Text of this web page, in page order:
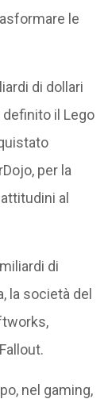
le
di dollari
il Lego
per la
al
di
la società del
nel gaming,